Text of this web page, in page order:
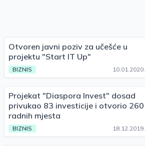
Otvoren javni poziv za učešće u
projektu "Start IT Up"
BIZNIS 10.01.2020.
Projekat "Diaspora Invest" dosad
privukao 83 investicije i otvorio 260
radnih mjesta
BIZNIS 18.12.2019.